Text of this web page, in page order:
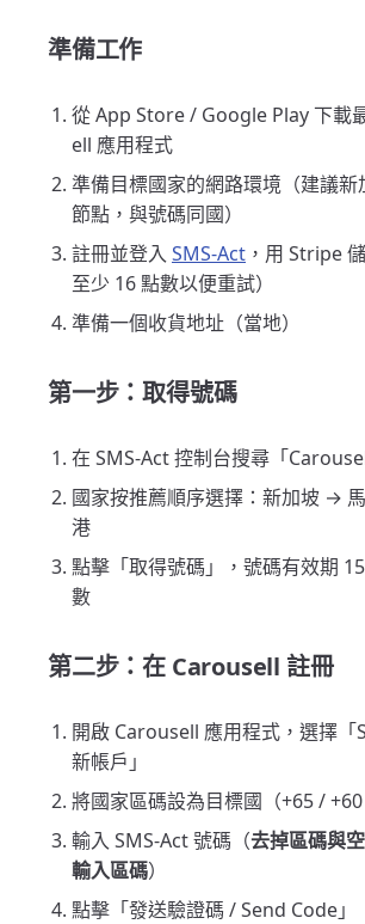
準備工作
從 App Store / Google Play 下載
ell 應用程式
準備目標國家的網路環境（建議
節點，與號碼同國）
註冊並登入 SMS-Act ，用 Stripe
至少 16 點數以便重試）
準備一個收貨地址（當地）
第一步：取得號碼
在 SMS-Act 控制台搜尋「
國家按推薦順序選擇：新加坡 →
港
點擊「取得號碼」，號碼有效期
數
第二步：在 Carousell 註冊
開啟 Carousell 應用程式，選擇
新帳戶」
將國家區碼設為目標國（+65 / +60
輸入 SMS-Act 號碼（去掉區碼與
輸入區碼）
點擊「發送驗證碼 / Send Code」